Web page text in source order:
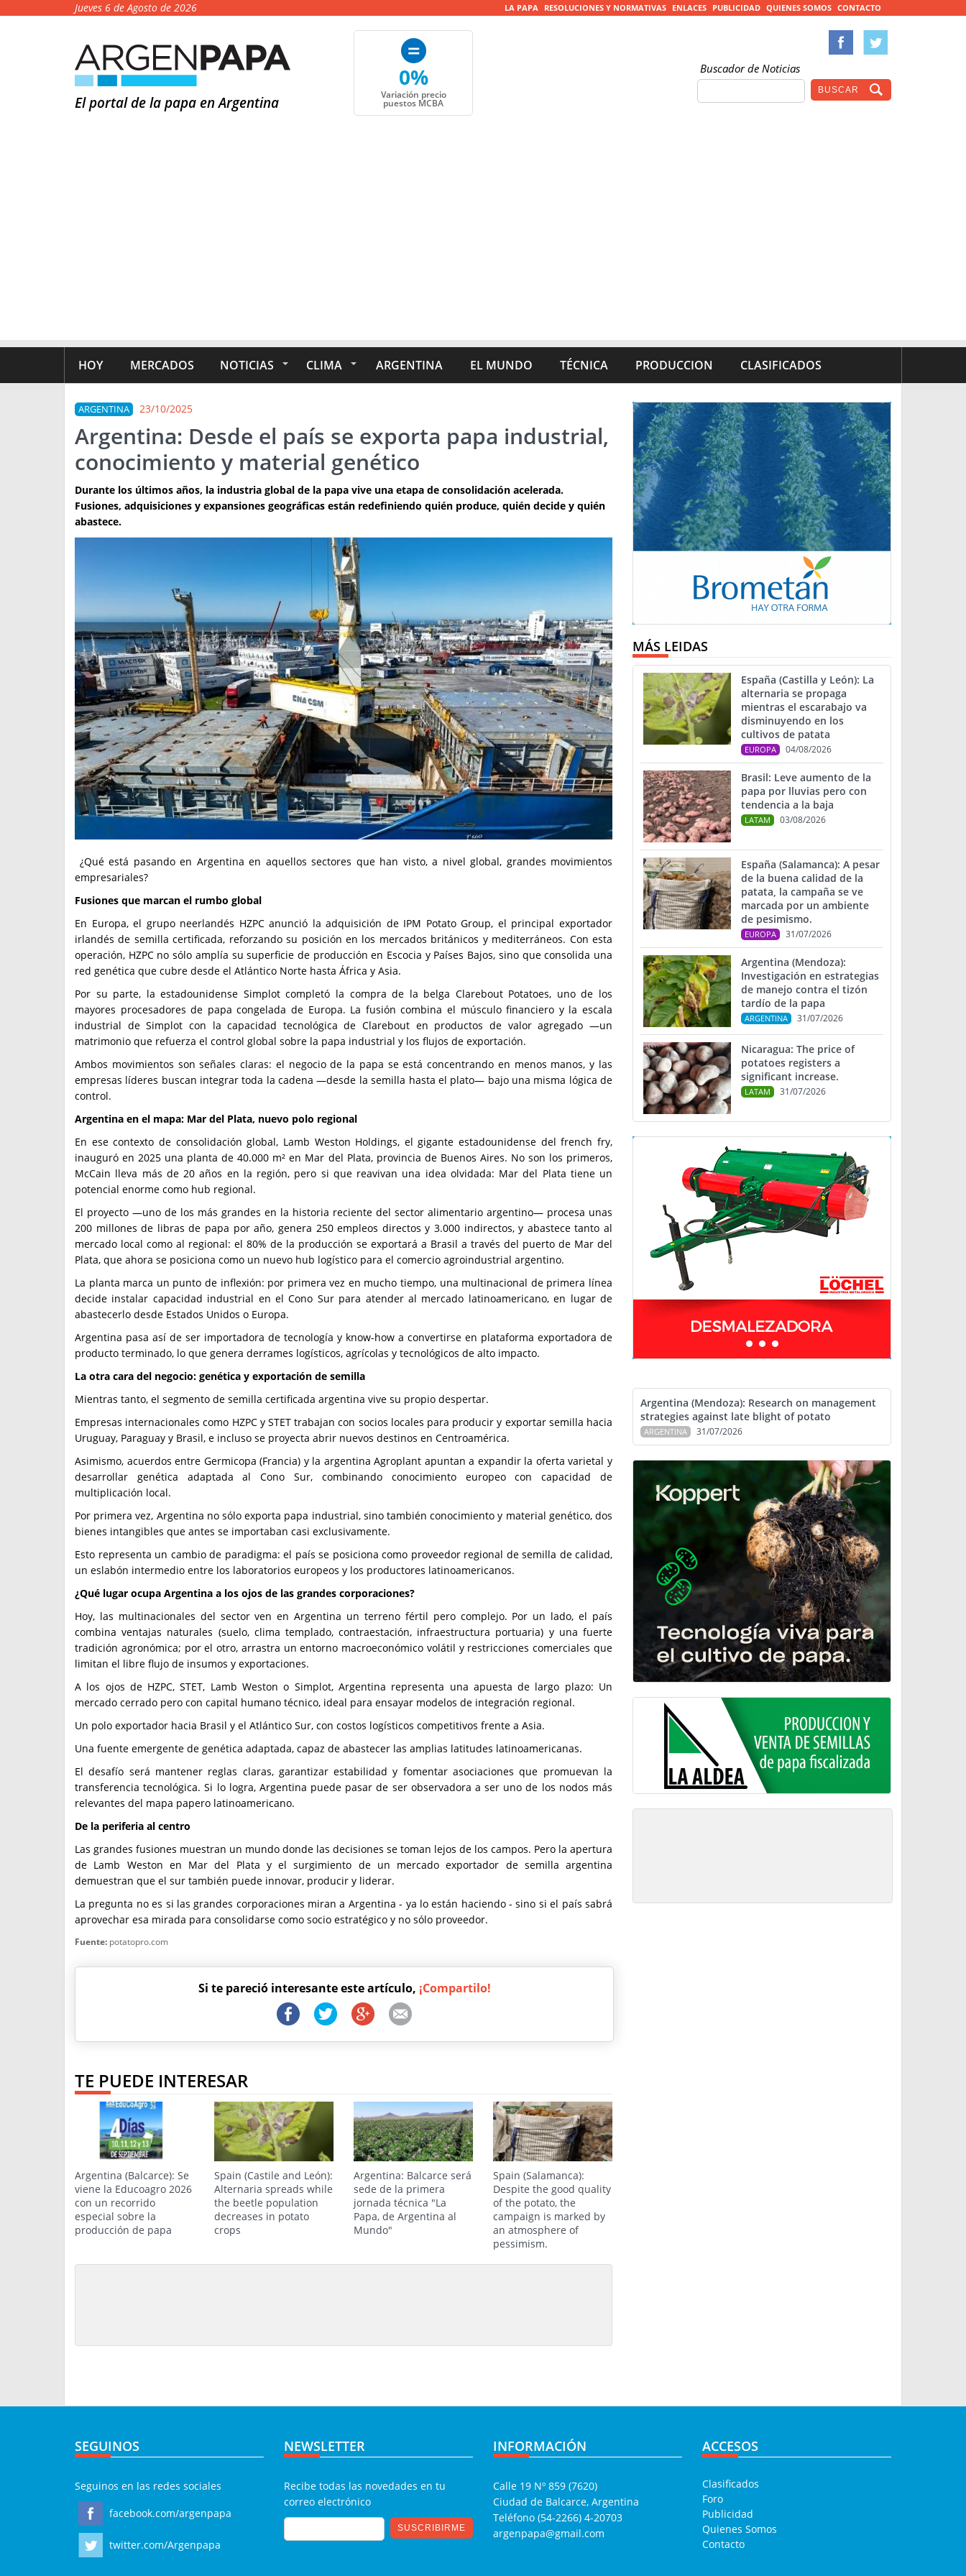
Jueves 6 de Agosto de 2026 LA PAPA RESOLUCIONES Y NORMATIVAS ENLACES PUBLICIDAD QUIENES SOMOS CONTACTO
El portal de la papa en Argentina
0%
Variación precio
puestos MCBA
Buscador de Noticias
HOY MERCADOS NOTICIAS CLIMA ARGENTINA EL MUNDO TÉCNICA PRODUCCION CLASIFICADOS
ARGENTINA 23/10/2025
Argentina: Desde el país se exporta papa industrial,
conocimiento y material genético
Durante los últimos años, la industria global de la papa vive una etapa de consolidación acelerada.
Fusiones, adquisiciones y expansiones geográficas están redefiniendo quién produce, quién decide y quién
abastece.
¿Qué está pasando en Argentina en aquellos sectores que han visto, a nivel global, grandes movimientos
empresariales?
Fusiones que marcan el rumbo global
En Europa, el grupo neerlandés HZPC anunció la adquisición de IPM Potato Group, el principal exportador
irlandés de semilla certificada, reforzando su posición en los mercados británicos y mediterráneos. Con esta
operación, HZPC no sólo amplía su superficie de producción en Escocia y Países Bajos, sino que consolida una
red genética que cubre desde el Atlántico Norte hasta África y Asia.
Por su parte, la estadounidense Simplot completó la compra de la belga Clarebout Potatoes, uno de los
mayores procesadores de papa congelada de Europa. La fusión combina el músculo financiero y la escala
industrial de Simplot con la capacidad tecnológica de Clarebout en productos de valor agregado —un
matrimonio que refuerza el control global sobre la papa industrial y los flujos de exportación.
Ambos movimientos son señales claras: el negocio de la papa se está concentrando en menos manos, y las
empresas líderes buscan integrar toda la cadena —desde la semilla hasta el plato— bajo una misma lógica de
control.
Argentina en el mapa: Mar del Plata, nuevo polo regional
En ese contexto de consolidación global, Lamb Weston Holdings, el gigante estadounidense del french fry,
inauguró en 2025 una planta de 40.000 m² en Mar del Plata, provincia de Buenos Aires. No son los primeros,
McCain lleva más de 20 años en la región, pero si que reavivan una idea olvidada: Mar del Plata tiene un
potencial enorme como hub regional.
El proyecto —uno de los más grandes en la historia reciente del sector alimentario argentino— procesa unas
200 millones de libras de papa por año, genera 250 empleos directos y 3.000 indirectos, y abastece tanto al
mercado local como al regional: el 80% de la producción se exportará a Brasil a través del puerto de Mar del
Plata, que ahora se posiciona como un nuevo hub logístico para el comercio agroindustrial argentino.
La planta marca un punto de inflexión: por primera vez en mucho tiempo, una multinacional de primera línea
decide instalar capacidad industrial en el Cono Sur para atender al mercado latinoamericano, en lugar de
abastecerlo desde Estados Unidos o Europa.
Argentina pasa así de ser importadora de tecnología y know-how a convertirse en plataforma exportadora de
producto terminado, lo que genera derrames logísticos, agrícolas y tecnológicos de alto impacto.
La otra cara del negocio: genética y exportación de semilla
Mientras tanto, el segmento de semilla certificada argentina vive su propio despertar.
Empresas internacionales como HZPC y STET trabajan con socios locales para producir y exportar semilla hacia
Uruguay, Paraguay y Brasil, e incluso se proyecta abrir nuevos destinos en Centroamérica.
Asimismo, acuerdos entre Germicopa (Francia) y la argentina Agroplant apuntan a expandir la oferta varietal y
desarrollar genética adaptada al Cono Sur, combinando conocimiento europeo con capacidad de
multiplicación local.
Por primera vez, Argentina no sólo exporta papa industrial, sino también conocimiento y material genético, dos
bienes intangibles que antes se importaban casi exclusivamente.
Esto representa un cambio de paradigma: el país se posiciona como proveedor regional de semilla de calidad,
un eslabón intermedio entre los laboratorios europeos y los productores latinoamericanos.
¿Qué lugar ocupa Argentina a los ojos de las grandes corporaciones?
Hoy, las multinacionales del sector ven en Argentina un terreno fértil pero complejo. Por un lado, el país
combina ventajas naturales (suelo, clima templado, contraestación, infraestructura portuaria) y una fuerte
tradición agronómica; por el otro, arrastra un entorno macroeconómico volátil y restricciones comerciales que
limitan el libre flujo de insumos y exportaciones.
A los ojos de HZPC, STET, Lamb Weston o Simplot, Argentina representa una apuesta de largo plazo: Un
mercado cerrado pero con capital humano técnico, ideal para ensayar modelos de integración regional.
Un polo exportador hacia Brasil y el Atlántico Sur, con costos logísticos competitivos frente a Asia.
Una fuente emergente de genética adaptada, capaz de abastecer las amplias latitudes latinoamericanas.
El desafío será mantener reglas claras, garantizar estabilidad y fomentar asociaciones que promuevan la
transferencia tecnológica. Si lo logra, Argentina puede pasar de ser observadora a ser uno de los nodos más
relevantes del mapa papero latinoamericano.
De la periferia al centro
Las grandes fusiones muestran un mundo donde las decisiones se toman lejos de los campos. Pero la apertura
de Lamb Weston en Mar del Plata y el surgimiento de un mercado exportador de semilla argentina
demuestran que el sur también puede innovar, producir y liderar.
La pregunta no es si las grandes corporaciones miran a Argentina - ya lo están haciendo - sino si el país sabrá
aprovechar esa mirada para consolidarse como socio estratégico y no sólo proveedor.
Fuente: potatopro.com
Si te pareció interesante este artículo, ¡Compartilo!
TE PUEDE INTERESAR
Argentina (Balcarce): Se
viene la Educoagro 2026
con un recorrido
especial sobre la
producción de papa
Spain (Castile and León):
Alternaria spreads while
the beetle population
decreases in potato
crops
Argentina: Balcarce será
sede de la primera
jornada técnica "La
Papa, de Argentina al
Mundo"
Spain (Salamanca):
Despite the good quality
of the potato, the
campaign is marked by
an atmosphere of
pessimism.
MÁS LEIDAS
España (Castilla y León): La
alternaria se propaga
mientras el escarabajo va
disminuyendo en los
cultivos de patata
EUROPA 04/08/2026
Brasil: Leve aumento de la
papa por lluvias pero con
tendencia a la baja
LATAM 03/08/2026
España (Salamanca): A pesar
de la buena calidad de la
patata, la campaña se ve
marcada por un ambiente
de pesimismo.
EUROPA 31/07/2026
Argentina (Mendoza):
Investigación en estrategias
de manejo contra el tizón
tardío de la papa
ARGENTINA 31/07/2026
Nicaragua: The price of
potatoes registers a
significant increase.
LATAM 31/07/2026
Argentina (Mendoza): Research on management
strategies against late blight of potato
ARGENTINA 31/07/2026
SEGUINOS
Seguinos en las redes sociales
facebook.com/argenpapa
twitter.com/Argenpapa
NEWSLETTER
Recibe todas las novedades en tu
correo electrónico
INFORMACIÓN
Calle 19 Nº 859 (7620)
Ciudad de Balcarce, Argentina
Teléfono (54-2266) 4-20703
argenpapa@gmail.com
ACCESOS
Clasificados
Foro
Publicidad
Quienes Somos
Contacto